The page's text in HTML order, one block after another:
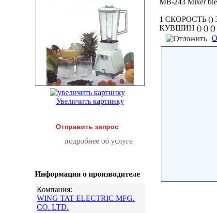
Увеличить картинку
Отправить запрос
подробнее об услуге
Информация о производителе
Компания:
WING TAT ELECTRIC MFG.
CO. LTD.
MB-243 Mixer
1 СКОРОСТЬ ()
КУВШИН () () ()